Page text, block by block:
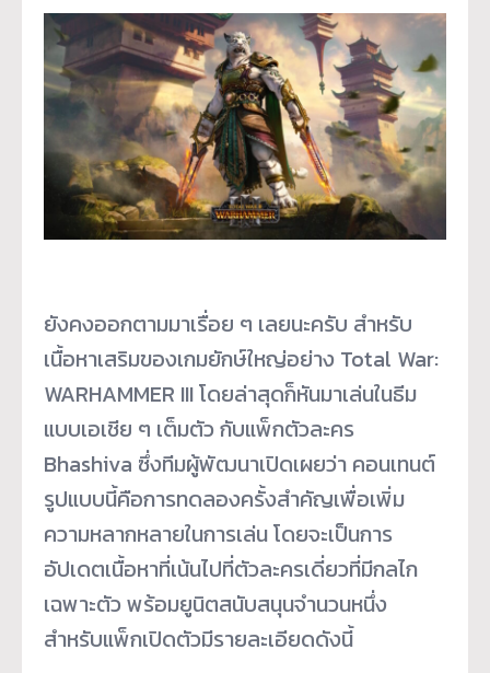
ยังคงออกตามมาเรื่อย ๆ เลยนะครับ สำหรับ
เนื้อหาเสริมของเกมยักษ์ใหญ่อย่าง Total War:
WARHAMMER III โดยล่าสุดก็หันมาเล่นในธีม
แบบเอเชีย ๆ เต็มตัว กับแพ็กตัวละคร
Bhashiva ซึ่งทีมผู้พัฒนาเปิดเผยว่า คอนเทนต์
รูปแบบนี้คือการทดลองครั้งสำคัญเพื่อเพิ่ม
ความหลากหลายในการเล่น โดยจะเป็นการ
อัปเดตเนื้อหาที่เน้นไปที่ตัวละครเดี่ยวที่มีกลไก
เฉพาะตัว พร้อมยูนิตสนับสนุนจำนวนหนึ่ง
สำหรับแพ็กเปิดตัวมีรายละเอียดดังนี้